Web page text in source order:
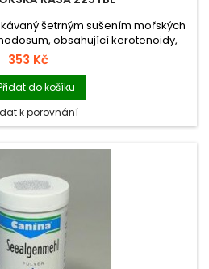
šetrným sušením mořských
obsahující kerotenoidy,
a stopových prvků. Užívá se k
srsti, nosu, okrajů očních víček,
polštářků tlapek a očí.
353 Kč
do košíku
k porovnání